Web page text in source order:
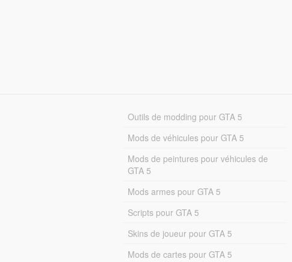
Outils de modding pour GTA 5
Mods de véhicules pour GTA 5
Mods de peintures pour véhicules de
GTA 5
Mods armes pour GTA 5
Scripts pour GTA 5
Skins de joueur pour GTA 5
Mods de cartes pour GTA 5